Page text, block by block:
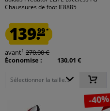
Chaussures de foot IF8885
139.99*
avant1 270,00 €
Économise :
130,01 €
Sélectionner la taille...
-40%